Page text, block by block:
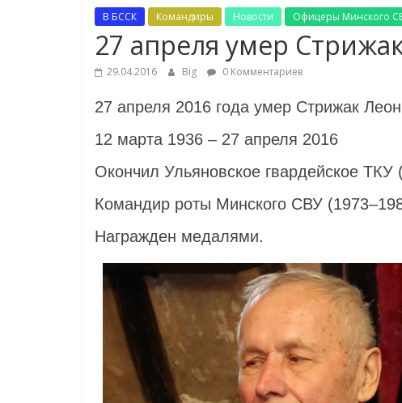
В БССК Командиры Новости Офицеры Минского
27 апреля умер
29.04.2016 Big 0 Комментариев
27 апреля 2016 года умер Стрижак
12 марта 1936 – 27 апреля 2016
Окончил Ульяновское гвардейское ТКУ
Командир роты Минского СВУ
Награжден медалями.